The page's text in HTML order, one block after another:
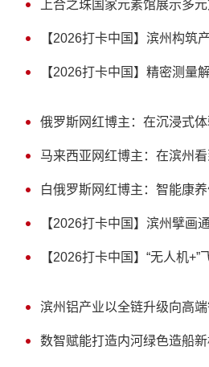
上合之珠国家元素馆展示多
【2026打卡中国】滨州构筑
【2026打卡中国】精密测量
俄罗斯网红博主：在沉浸式
马来西亚网红博主：在滨州
白俄罗斯网红博主：智能康
【2026打卡中国】滨州擘画
【2026打卡中国】“无人机
滨州铝产业以全链升级向高
数智赋能打造内河绿色造船